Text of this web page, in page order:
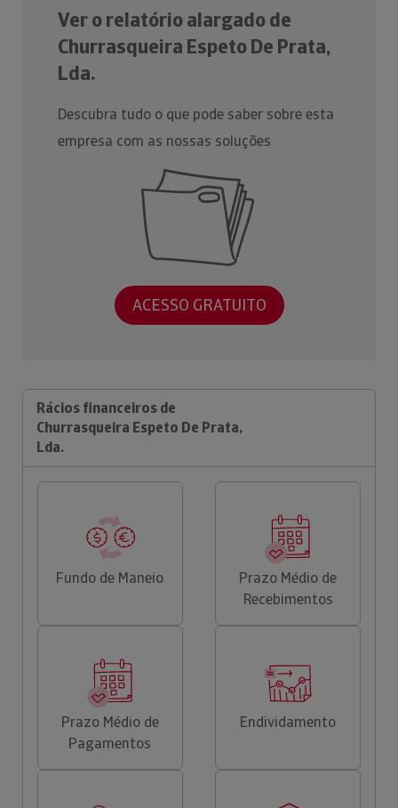
Ver o relatório alargado de
Churrasqueira Espeto De Prata,
Lda.
Descubra tudo o que pode saber sobre esta
empresa com as nossas soluções
ACESSO GRATUITO
Rácios financeiros de
Churrasqueira Espeto De Prata,
Lda.
Fundo de Maneio
Prazo Médio de
Recebimentos
Prazo Médio de
Pagamentos
Endividamento